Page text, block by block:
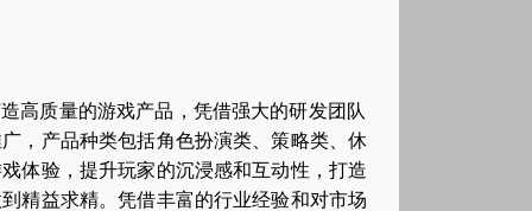
高质量的游戏产品，凭借强大的研发团队
，产品种类包括角色扮演类、策略类、休
体验，提升玩家的沉浸感和互动性，打造
精益求精。凭借丰富的行业经验和对市场